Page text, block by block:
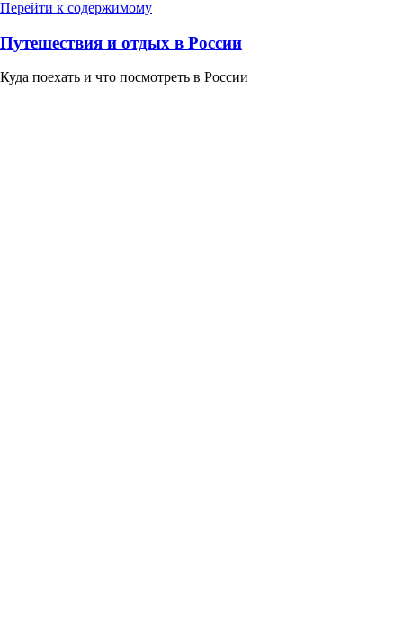
Перейти к содержимому
Путешествия и отдых в России
Куда поехать и что посмотреть в России